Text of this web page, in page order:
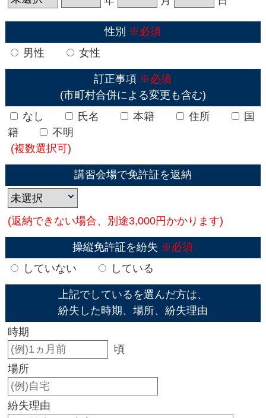
性別 ※必須
男性
女性
訂正事項 ※必須
(市町村合併による変更も含む)
なし
氏名 本籍 住所
国
籍
不明
(複数選択可)
講習会場で免許証を返納
(返納できない場合、別途3,000円かかります)
操縦免許証を紛失 ※必須
していない
している
上記でしているを選んだ方は、
紛失した時期、場所、紛失理由
時期
頃
場所
紛失理由